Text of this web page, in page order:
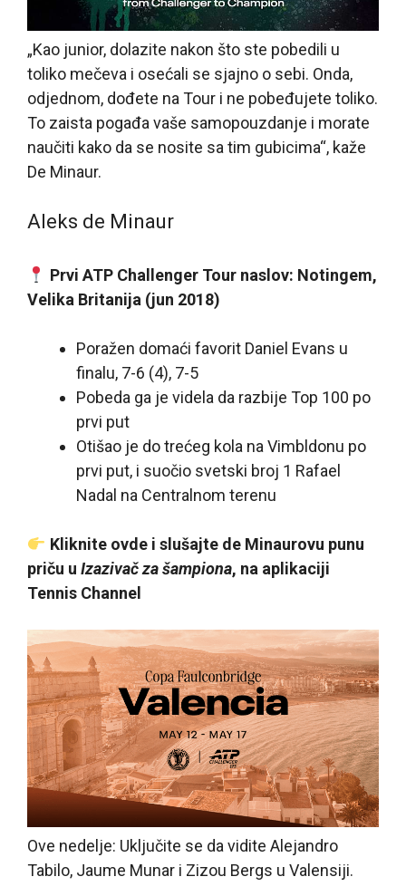
„Kao junior, dolazite nakon što ste pobedili u
toliko mečeva i osećali se sjajno o sebi. Onda,
odjednom, dođete na Tour i ne pobeđujete toliko.
To zaista pogađa vaše samopouzdanje i morate
naučiti kako da se nosite sa tim gubicima“, kaže
De Minaur.
Aleks de Minaur
Prvi ATP Challenger Tour naslov: Notingem,
Velika Britanija (jun 2018)
Poražen domaći favorit Daniel Evans u
finalu, 7-6 (4), 7-5
Pobeda ga je videla da razbije Top 100 po
prvi put
Otišao je do trećeg kola na Vimbldonu po
prvi put, i suočio svetski broj 1 Rafael
Nadal na Centralnom terenu
Kliknite ovde i slušajte de Minaurovu punu
priču u Izazivač za šampiona, na aplikaciji
Tennis Channel
Ove nedelje: Uključite se da vidite Alejandro
Tabilo, Jaume Munar i Zizou Bergs u Valensiji.